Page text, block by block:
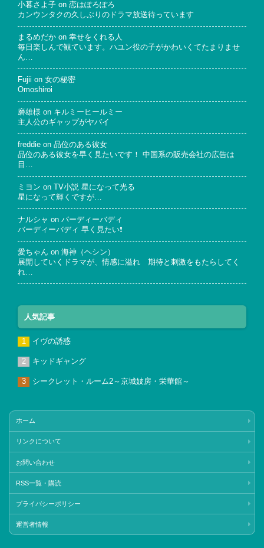
小暮さよ子 on 恋はぽろぽろ
カンウンタクの久しぶりのドラマ放送待っています
まるめだか on 幸せをくれる人
毎日楽しんで観ています。ハユン役の子がかわいくてたまりませ
ん…
Fujii on 女の秘密
Omoshiroi
磨雄様 on キルミーヒールミー
主人公のギャップがヤバイ
freddie on 品位のある彼女
品位のある彼女を早く見たいです！ 中国系の販売会社の広告は
目…
ミヨン on
TV小説 星になって光る
星になって輝くですが…
ナルシャ on バーディーバディ
バーディーバディ 早く見たい❗
愛ちゃん on 海神（ヘシン）
展開していくドラマが、情感に溢れ 期待と刺激をもたらしてく
れ…
人気記事
イヴの誘惑
キッドギャング
シークレット・ルーム2～京城妓房・栄華館～
ホーム
リンクについて
お問い合わせ
RSS一覧・購読
プライバシーポリシー
運営者情報